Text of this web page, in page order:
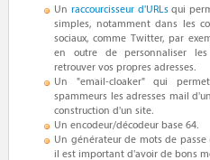
Un raccourcisseur d'URLsqui
simples, notamment dans les
sociaux, comme Twitter, par
en outre de personnaliser les
retrouver vos propres adresses.
Un "email-cloaker" qui
spammeurs les adresses mail
construction d'un site.
Un encodeur/décodeur base 64.
Un générateur de mots de
il est important d'avoir de bons